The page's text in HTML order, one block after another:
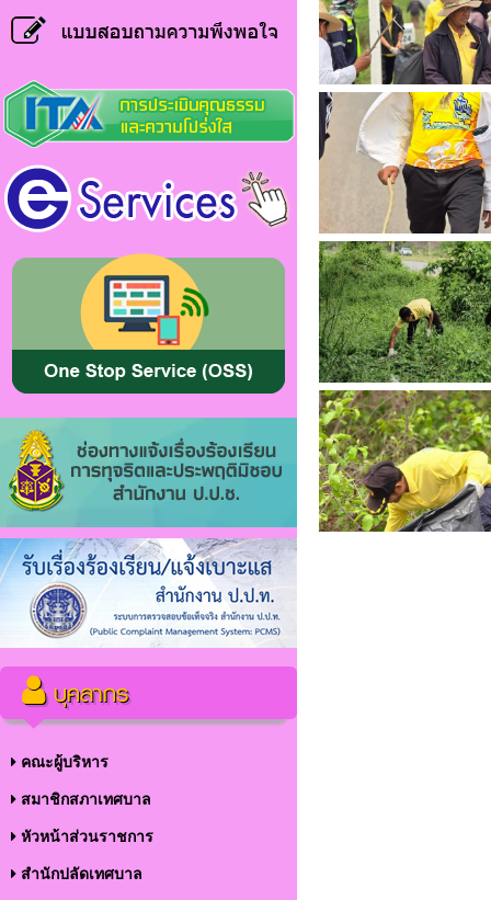
บุคลากร
คณะผู้บริหาร
สมาชิกสภาเทศบาล
หัวหน้าส่วนราชการ
สำนักปลัดเทศบาล